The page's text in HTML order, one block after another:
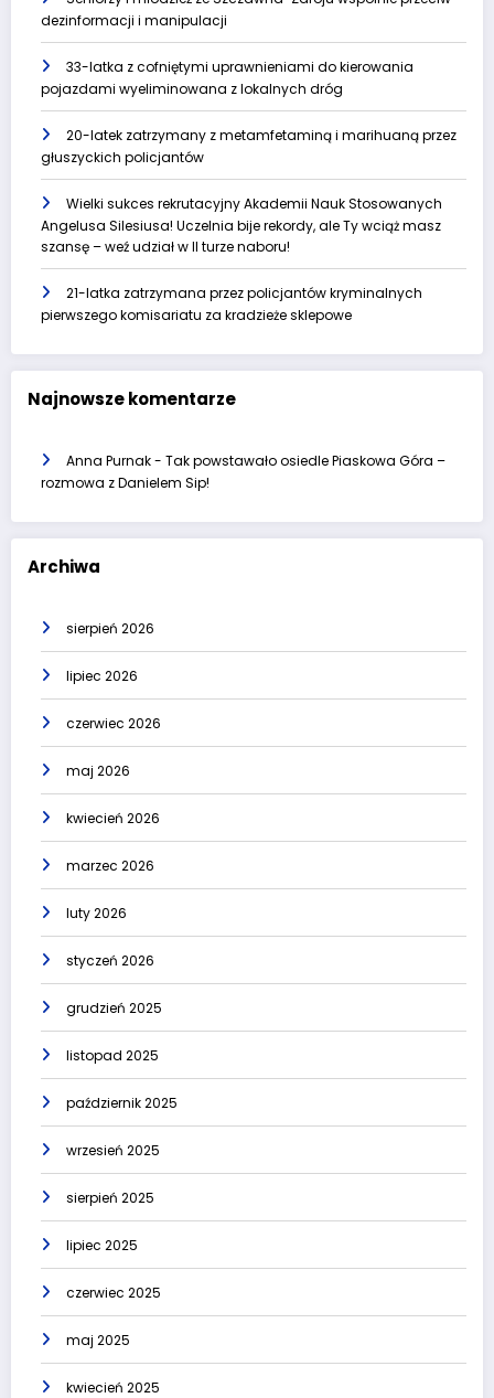
dezinformacji i manipulacji
33-latka z cofniętymi uprawnieniami do kierowania
pojazdami wyeliminowana z lokalnych dróg
20-latek zatrzymany z metamfetaminą i marihuaną przez
głuszyckich policjantów
Wielki sukces rekrutacyjny Akademii Nauk Stosowanych
Angelusa Silesiusa! Uczelnia bije rekordy, ale Ty wciąż masz
szansę – weź udział w II turze naboru!
21-latka zatrzymana przez policjantów kryminalnych
pierwszego komisariatu za kradzieże sklepowe
Najnowsze komentarze
Anna Purnak- Tak powstawało osiedle Piaskowa Góra –
rozmowa z Danielem Sip!
Archiwa
sierpień 2026
lipiec 2026
czerwiec 2026
maj 2026
kwiecień 2026
marzec 2026
luty 2026
styczeń 2026
grudzień 2025
listopad 2025
październik 2025
wrzesień 2025
sierpień 2025
lipiec 2025
czerwiec 2025
maj 2025
kwiecień 2025